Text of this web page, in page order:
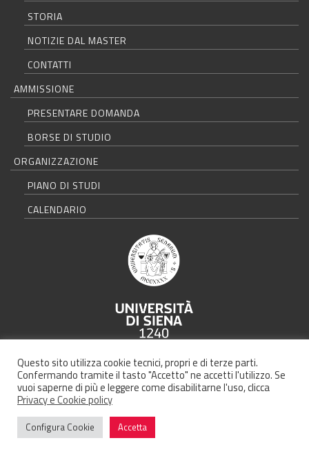
STORIA
NOTIZIE DAL MASTER
CONTATTI
AMMISSIONE
PRESENTARE DOMANDA
BORSE DI STUDIO
ORGANIZZAZIONE
PIANO DI STUDI
CALENDARIO
Siena ITALIA
Questo sito utilizza cookie tecnici, propri e di terze parti.
Confermando tramite il tasto "Accetto" ne accetti l'utilizzo. Se
vuoi saperne di più e leggere come disabilitarne l'uso, clicca
Privacy e Cookie policy
Configura Cookie Accetta